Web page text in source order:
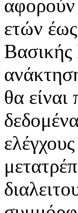
αφορούν
ετών
Βασικής
θα